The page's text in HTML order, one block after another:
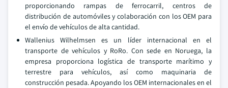
proporcionando rampas de ferrocarril, centros de
distribución de automóviles y colaboración con los OEM para
el envío de vehículos de alta cantidad.
Wallenius Wilhelmsen es un líder internacional en el
transporte de vehículos y RoRo. Con sede en Noruega, la
empresa proporciona logística de transporte marítimo y
terrestre para vehículos, así como maquinaria de
construcción pesada. Apoyando los OEM internacionales en el